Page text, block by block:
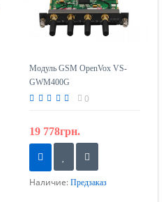
Модуль GSM OpenVox VS-
GWM400G
0
19 778грн.
Наличие: Предзаказ